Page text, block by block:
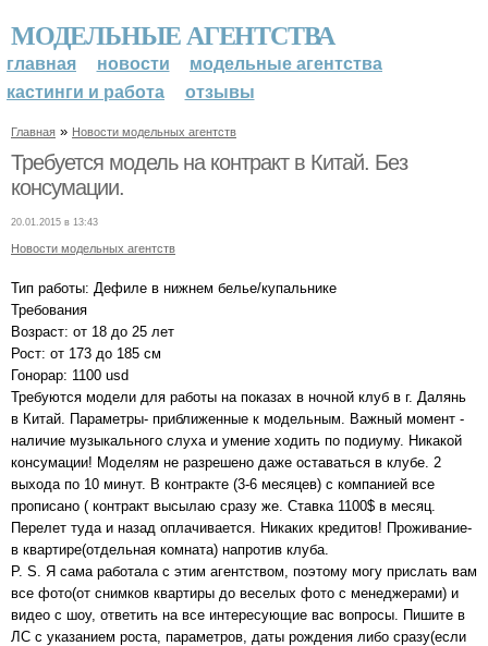
МОДЕЛЬНЫЕ АГЕНТСТВА
главная новости
модельные агентства
кастинги и работа
отзывы
Главная » Новости модельных агентств
Требуется модель на контракт в Китай. Без
консумации.
20.01.2015 в 13:43
Новости модельных агентств
Тип работы: Дефиле в нижнем белье/купальнике
Требования
Возраст: от 18 до 25 лет
Рост: от 173 до 185 см
Гонорар: 1100 usd
Требуются модели для работы на показах в ночной клуб в г. Далянь
в Китай. Параметры- приближенные к модельным. Важный момент -
наличие музыкального слуха и умение ходить по подиуму. Никакой
консумации! Моделям не разрешено даже оставаться в клубе. 2
выхода по 10 минут. В контракте (3-6 месяцев) с компанией все
прописано ( контракт высылаю сразу же. Ставка 1100$ в месяц.
Перелет туда и назад оплачивается. Никаких кредитов! Проживание-
в квартире(отдельная комната) напротив клуба.
P. S. Я сама работала c этим агентством, поэтому могу прислать вам
все фото(от снимков квартиры до веселых фото с менеджерами) и
видео с шоу, ответить на все интересующие вас вопросы. Пишите в
ЛС с указанием роста, параметров, даты рождения либо сразу(если